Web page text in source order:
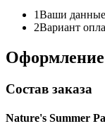
1Ваши данные
2Вариант
Оформление
Состав заказа
Nature's Summer